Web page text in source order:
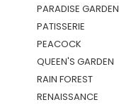
PARADISE GARDEN
PATISSERIE
PEACOCK
QUEEN'S GARDEN
RAIN FOREST
RENAISSANCE